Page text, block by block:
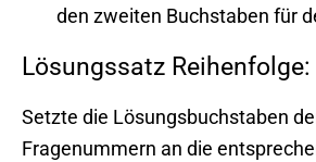
den zweiten Buchstaben für
Lösungssatz Reihenfolge:
Setzte die Lösungsbuchstaben
Fragenummern an die